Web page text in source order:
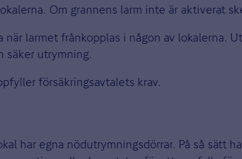
Om grannens larm inte är aktiverat
larmet frånkopplas i någon av lokalerna.
säker utrymning.
försäkringsavtalets krav.
har egna nödutrymningsdörrar. På så sätt